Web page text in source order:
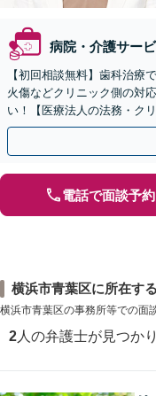
病院・介護サー
【初回相談無料】歯科治療
火傷などクリニック側の対
い！【医療法人の法務・ク
ドバイスで、納得のできる
電話で面談予約
横浜市青葉区に所在す
横浜市青葉区の事務所等での面
2 人の弁護士が見つか